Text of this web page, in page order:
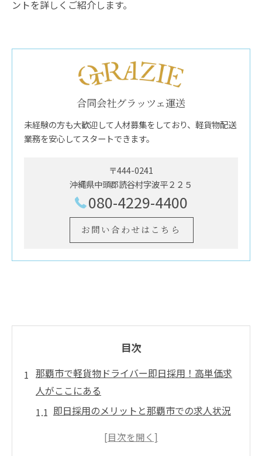
ントを詳しくご紹介します。
合同会社グラッツェ運送
未経験の方も大歓迎して人材募集をしており、軽貨物配送
業務を安心してスタートできます。
〒444-0241
沖縄県中頭郡読谷村字波平２２５
080-4229-4400
お問い合わせはこちら
目次
那覇市で軽貨物ドライバー即日採用！高単価求
人がここにある
即日採用のメリットと那覇市での求人状況
高単価求人の特徴と軽貨物ドライバーの収